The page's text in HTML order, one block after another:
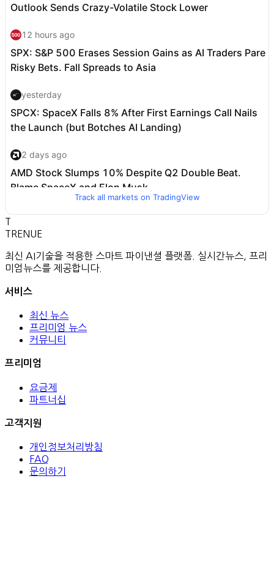
Track all markets on TradingView
T
TRENUE
최신 AI기술을 적용한 스마트 파이낸셜 플랫폼. 실시간뉴스, 프리
미엄뉴스를 제공합니다.
서비스
최신 뉴스
프리미엄 뉴스
커뮤니티
프리미엄
요금제
파트너십
고객지원
개인정보처리방침
FAQ
문의하기